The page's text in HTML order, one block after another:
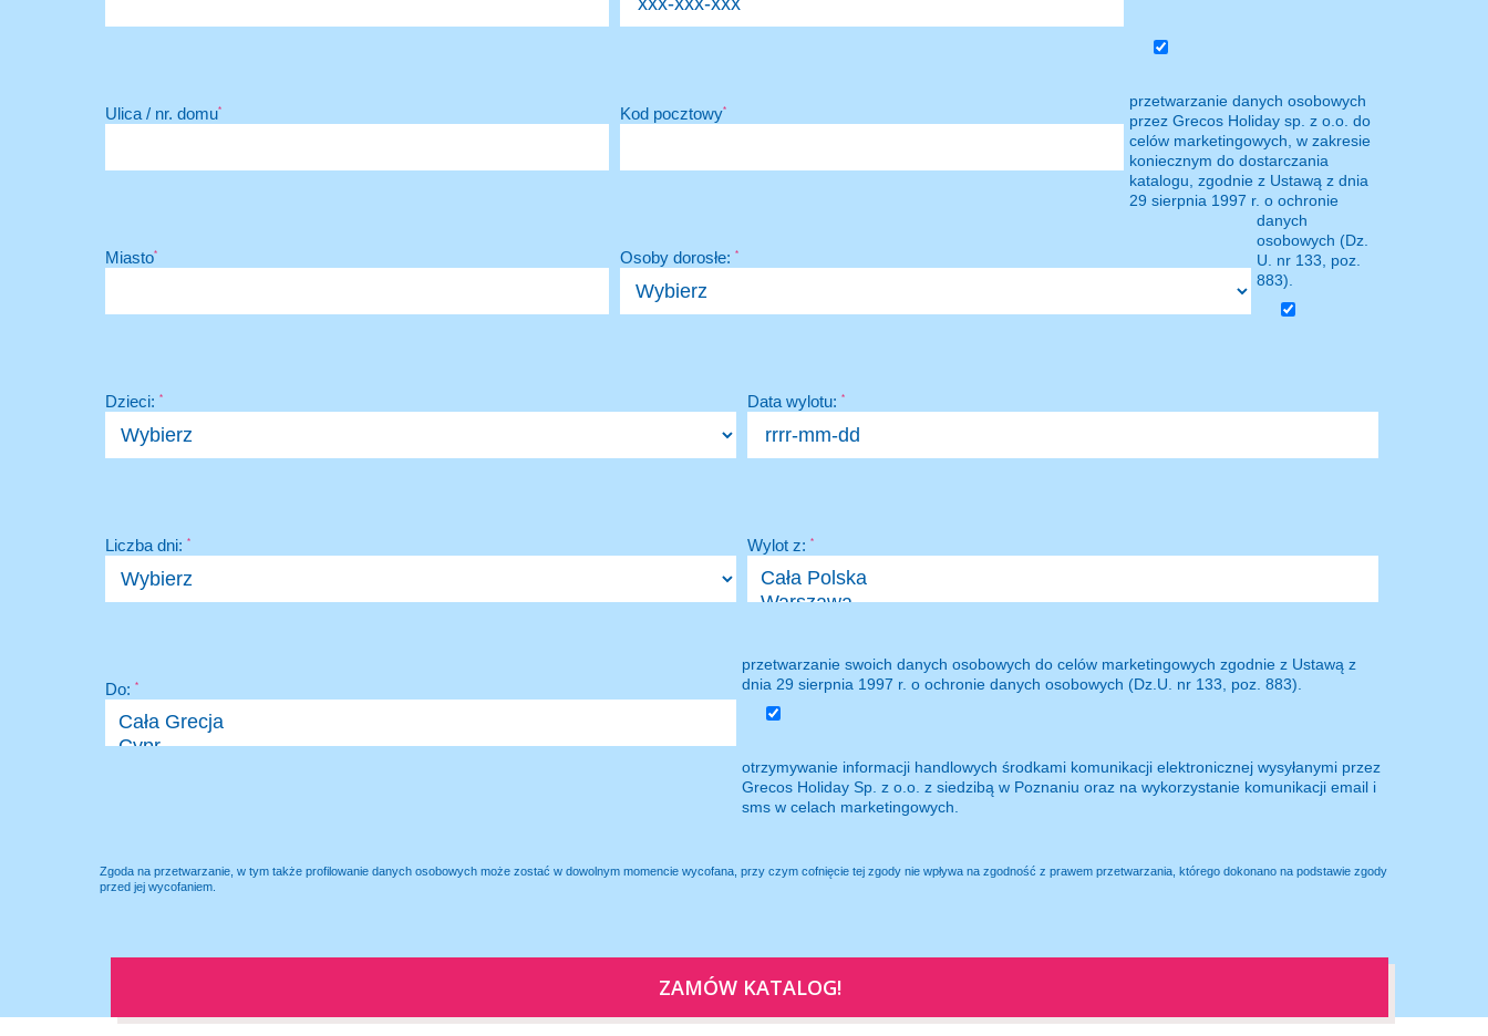
Ulica / nr. domu* Kod pocztowy*
Miasto* Osoby dorosłe:*
Dzieci:* Data wylotu:*
Liczba dni:* Wylot z:*
Do:*
przetwarzanie danych osobowych
przez Grecos Holiday sp. z o.o. do
celów marketingowych, w zakresie
koniecznym do dostarczania
katalogu, zgodnie z Ustawą z dnia
29 sierpnia 1997 r. o ochronie
danych
osobowych (Dz.
U. nr 133, poz.
883).
przetwarzanie swoich danych osobowych do celów marketingowych zgodnie z Ustawą z
dnia 29 sierpnia 1997 r. o ochronie danych osobowych (Dz.U. nr 133, poz. 883).
otrzymywanie informacji handlowych środkami komunikacji elektronicznej wysyłanymi przez
Grecos Holiday Sp. z o.o. z siedzibą w Poznaniu oraz na wykorzystanie komunikacji email i
sms w celach marketingowych.
Zgoda na przetwarzanie, w tym także profilowanie danych osobowych może zostać w dowolnym momencie wycofana, przy czym cofnięcie tej zgody nie wpływa na zgodność z prawem przetwarzania, którego dokonano na podstawie zgody
przed jej wycofaniem.